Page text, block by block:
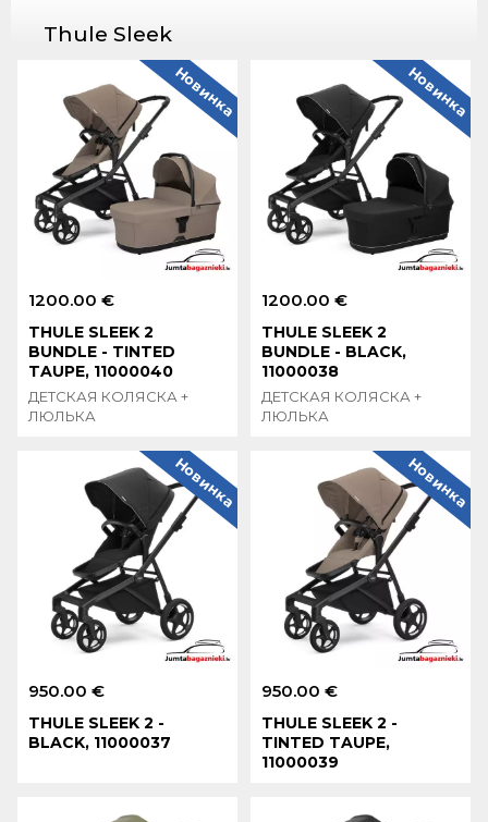
Thule Sleek
1200.00 €
THULE SLEEK 2
BUNDLE - TINTED
TAUPE, 11000040
ДЕТСКАЯ КОЛЯСКА +
ЛЮЛЬКА
Новинка
1200.00 €
THULE SLEEK 2
BUNDLE - BLACK,
11000038
ДЕТСКАЯ КОЛЯСКА +
ЛЮЛЬКА
Новинка
950.00 €
THULE SLEEK 2 -
BLACK, 11000037
Новинка
950.00 €
THULE SLEEK 2 -
TINTED TAUPE,
11000039
Новинка